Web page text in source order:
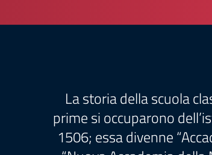
La storia della scuola
prime si occuparono
1506; essa divenne